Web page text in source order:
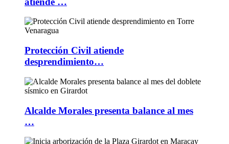
Protección Civil atiende
desprendimiento…
Alcalde Morales presenta balance al mes
…